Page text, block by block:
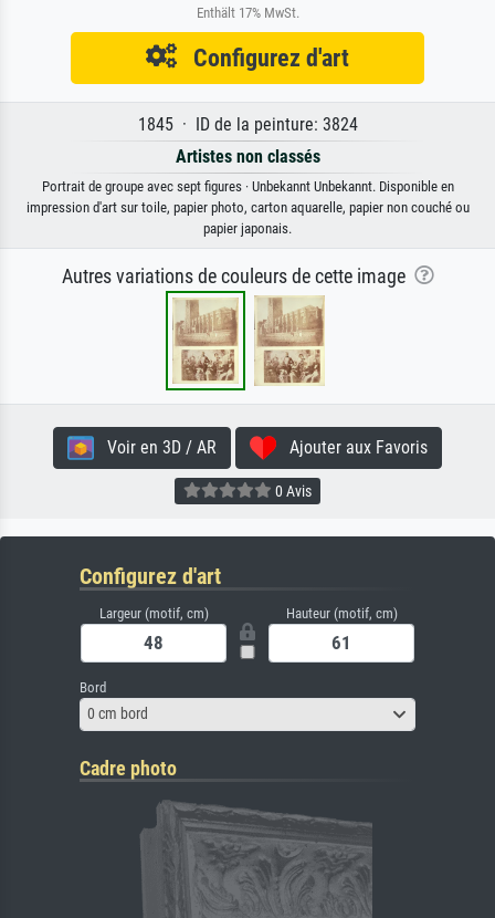
Enthält 17% MwSt.
Configurez d'art
1845 · ID de la peinture: 3824
Artistes non classés
Portrait de groupe avec sept figures · Unbekannt Unbekannt. Disponible en
impression d'art sur toile, papier photo, carton aquarelle, papier non couché ou
papier japonais.
Autres variations de couleurs de cette image
Voir en 3D / AR Ajouter aux Favoris
0 Avis
Configurez d'art
Largeur (motif, cm) Hauteur (motif, cm)
Bord
0 cm bord
Cadre photo